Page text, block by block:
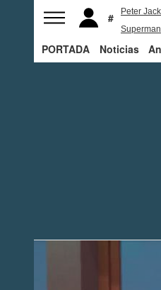
Peter
Superman
PORTADA Noticias